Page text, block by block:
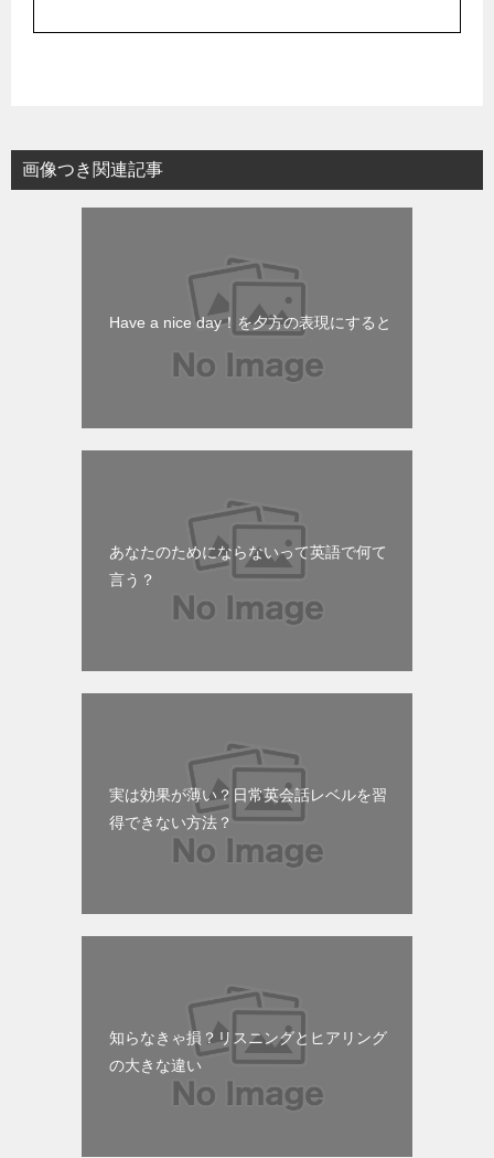
画像つき関連記事
Have a nice day！を夕方の表現にすると
あなたのためにならないって英語で何て
言う？
実は効果が薄い？日常英会話レベルを習
得できない方法？
知らなきゃ損？リスニングとヒアリング
の大きな違い